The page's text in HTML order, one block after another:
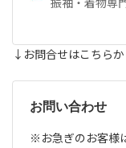
↓お問合せはこちら
お問い合わせ
※お急ぎのお客様